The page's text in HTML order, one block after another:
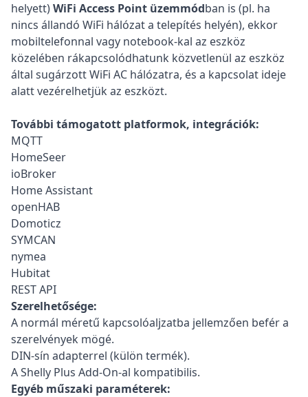
helyett)WiFi Access Point üzemmódban is (pl. ha
nincs állandó WiFi hálózat a telepítés helyén), ekkor
mobiltelefonnal vagy notebook-kal az eszköz
közelében rákapcsolódhatunk közvetlenül az eszköz
által sugárzott WiFi AC hálózatra, és a kapcsolat ideje
alatt vezérelhetjük az eszközt.
További támogatott platformok, integrációk:
MQTT
HomeSeer
ioBroker
Home Assistant
openHAB
Domoticz
SYMCAN
nymea
Hubitat
REST API
Szerelhetősége:
A normál méretű kapcsolóaljzatba jellemzően befér a
szerelvények mögé.
DIN-sín adapterrel (külön termék).
A Shelly Plus Add-On-al kompatibilis.
Egyéb műszaki paraméterek: